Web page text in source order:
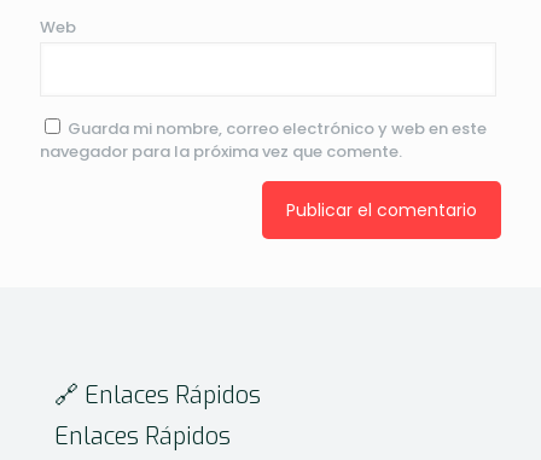
Web
Guarda mi nombre, correo electrónico y web en este
navegador para la próxima vez que comente.
🔗 Enlaces Rápidos
Enlaces Rápidos